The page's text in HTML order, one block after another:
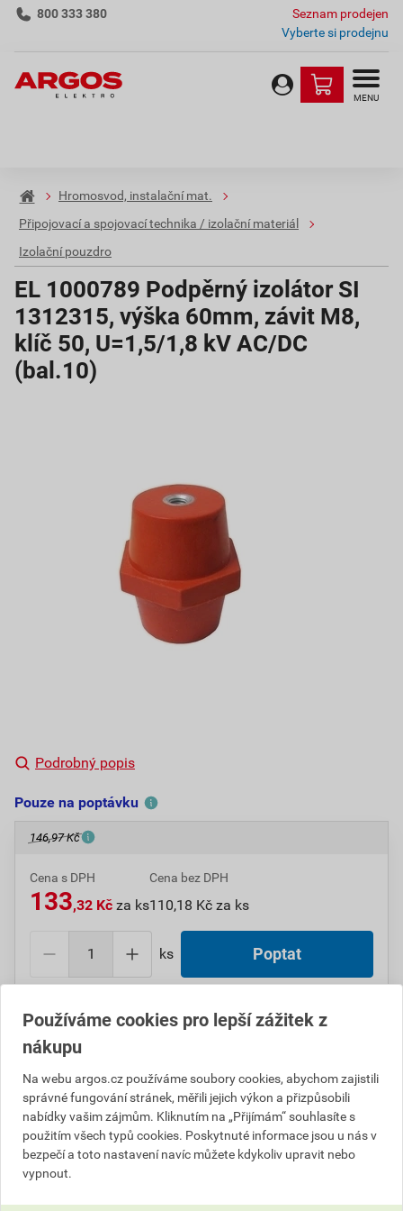
800 333 380
Seznam prodejen
Vyberte si prodejnu
MENU
Hromosvod, instalační mat.
Připojovací a spojovací technika / izolační materiál
Izolační pouzdro
EL 1000789 Podpěrný izolátor SI
1312315, výška 60mm, závit M8,
klíč 50, U=1,5/1,8 kV AC/DC
(bal.10)
Podrobný popis
Pouze na poptávku
146,97 Kč
Cena s DPH
133,32 Kč za ks
Cena bez DPH
110,18 Kč za ks
ks Poptat
Do košíku přidáte 1 ks 133,32 Kč
s DPH
110,18Kčbez DPH).
Číslo položky: 1000101622
Katalogový kód: 5VXM1
Výrobky značky:
ELEMAN
Popis
Používáme cookies pro lepší zážitek z
nákupu
Na webu argos.cz používáme soubory cookies, abychom zajistili
správné fungování stránek, měřili jejich výkon a přizpůsobili
nabídky vašim zájmům. Kliknutím na „Přijímám“ souhlasíte s
použitím všech typů cookies. Poskytnuté informace jsou u nás v
bezpečí a toto nastavení navíc můžete kdykoliv upravit nebo
vypnout.